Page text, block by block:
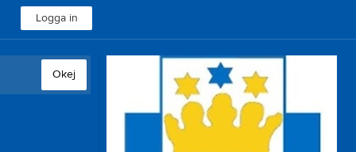
Logga in
Okej